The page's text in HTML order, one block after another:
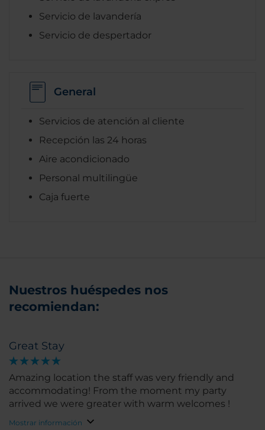
Servicio de lavandería
Servicio de despertador
General
Servicios de atención al cliente
Recepción las 24 horas
Aire acondicionado
Personal multilingüe
Caja fuerte
Nuestros huéspedes nos
recomiendan:
Great Stay
Amazing location the staff was very friendly and
accommodating! From the moment my party
arrived we were greater with warm welcomes !
Mostrar información